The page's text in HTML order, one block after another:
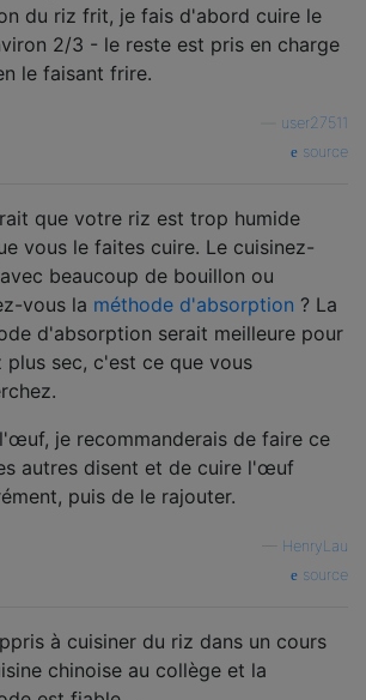
du riz frit, je fais d'abord cuire le
2/3 - le reste est pris en charge
le faisant frire.
user27511
source
que votre riz est trop humide
vous le faites cuire. Le cuisinez-
beaucoup de bouillon ou
vous la méthode d'absorption ? La
d'absorption serait meilleure pour
plus sec, c'est ce que vous
je recommanderais de faire ce
autres disent et de cuire l'œuf
puis de le rajouter.
HenryLau
source
à cuisiner du riz dans un cours
chinoise au collège et la